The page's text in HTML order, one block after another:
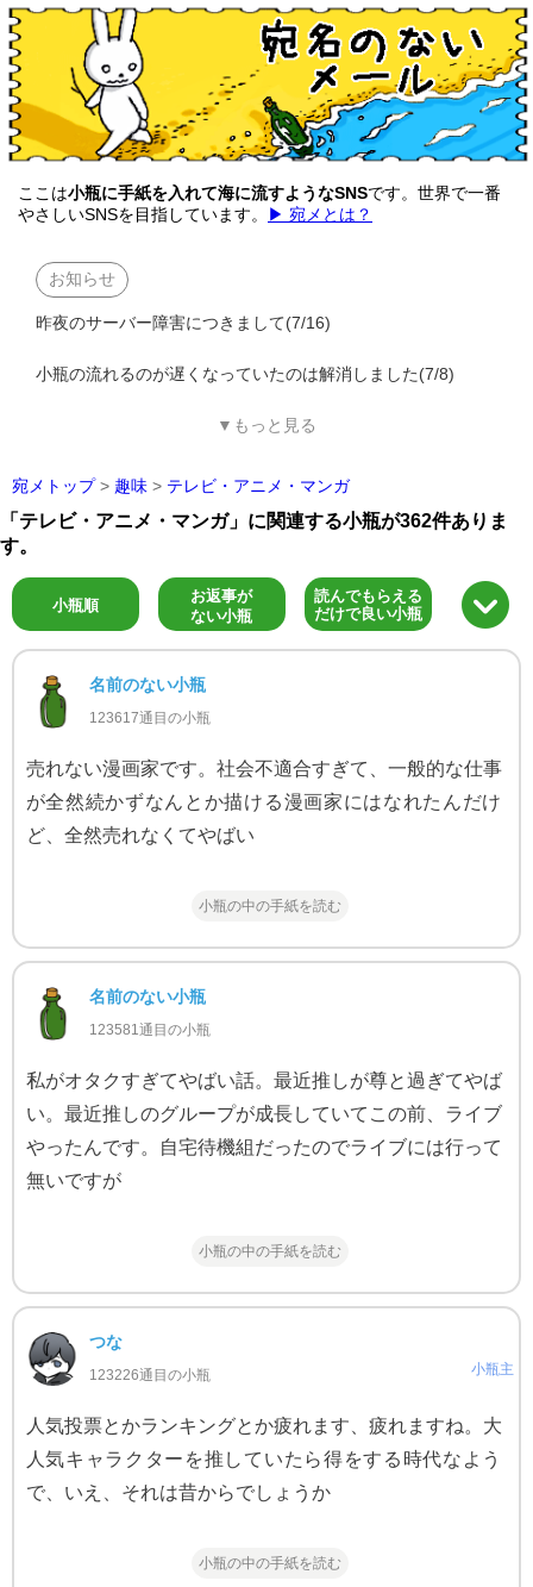
ここは小瓶に手紙を入れて海に流すようなSNSです。世界で一番
やさしいSNSを目指しています。
▶ 宛メとは？
お知らせ
昨夜のサーバー障害につきまして(7/16)
小瓶の流れるのが遅くなっていたのは解消しました(7/8)
▼もっと見る
宛メトップ > 趣味 > テレビ・アニメ・マンガ
「テレビ・アニメ・マンガ」に関連する小瓶が362件ありま
す。
小瓶順
お返事が
ない小瓶
読んでもらえる
だけで良い小瓶
名前のない小瓶
123617通目の小瓶
売れない漫画家です。社会不適合すぎて、一般的な仕事
が全然続かずなんとか描ける漫画家にはなれたんだけ
ど、全然売れなくてやばい
小瓶の中の手紙を読む
名前のない小瓶
123581通目の小瓶
私がオタクすぎてやばい話。最近推しが尊と過ぎてやば
い。最近推しのグループが成長していてこの前、ライブ
やったんです。自宅待機組だったのでライブには行って
無いですが
小瓶の中の手紙を読む
つな
123226通目の小瓶 小瓶主
人気投票とかランキングとか疲れます、疲れますね。大
人気キャラクターを推していたら得をする時代なよう
で、いえ、それは昔からでしょうか
小瓶の中の手紙を読む